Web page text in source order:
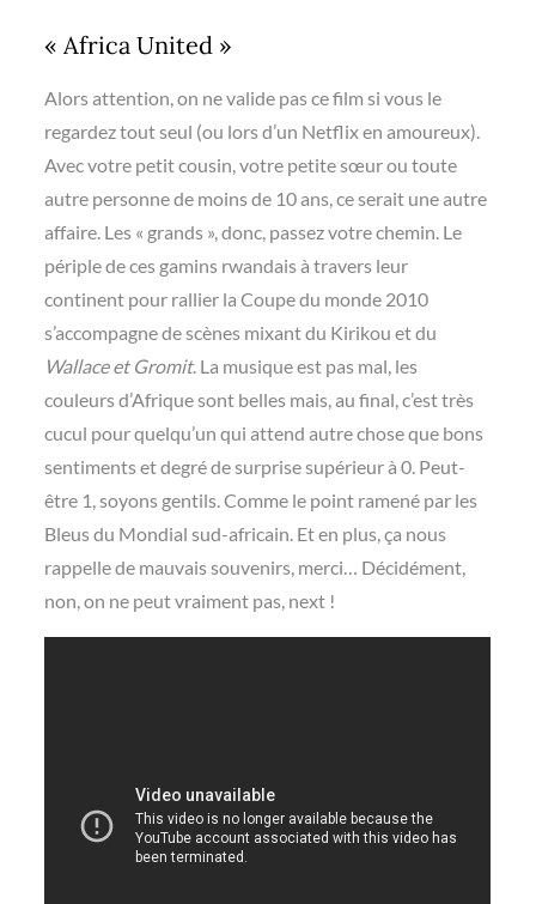
« Africa United »
Alors attention, on ne valide pas ce film si vous le
regardez tout seul (ou lors d’un Netflix en amoureux).
Avec votre petit cousin, votre petite sœur ou toute
autre personne de moins de 10 ans, ce serait une autre
affaire. Les « grands », donc, passez votre chemin. Le
périple de ces gamins rwandais à travers leur
continent pour rallier la Coupe du monde 2010
s’accompagne de scènes mixant du Kirikou et du
Wallace et Gromit. La musique est pas mal, les
couleurs d’Afrique sont belles mais, au final, c’est très
cucul pour quelqu’un qui attend autre chose que bons
sentiments et degré de surprise supérieur à 0. Peut-
être 1, soyons gentils. Comme le point ramené par les
Bleus du Mondial sud-africain. Et en plus, ça nous
rappelle de mauvais souvenirs, merci… Décidément,
non, on ne peut vraiment pas, next !